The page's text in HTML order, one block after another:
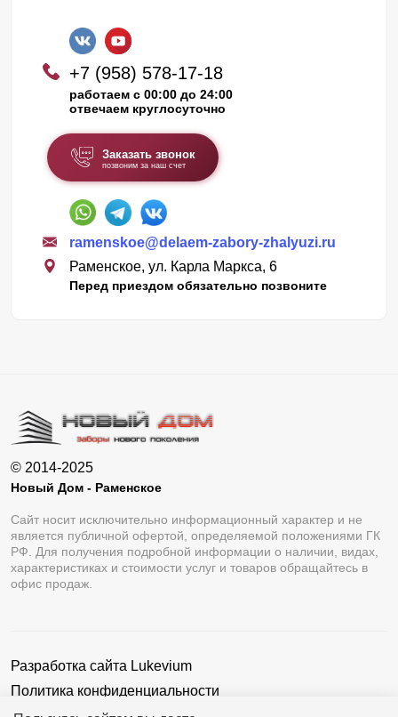
+7 (958) 578-17-18
работаем с 00:00 до 24:00
отвечаем круглосуточно
Заказать звонок
позвоним за наш счет
ramenskoe@delaem-zabory-zhalyuzi.ru
Раменское, ул. Карла Маркса, 6
Перед приездом обязательно позвоните
© 2014-2025
Новый Дом - Раменское
Сайт носит исключительно информационный характер и не
является публичной офертой, определяемой положениями ГК
РФ. Для получения подробной информации о наличии, видах,
характеристиках и стоимости услуг и товаров обращайтесь в
офис продаж.
Разработка сайта Lukevium
Политика конфиденциальности
Пользовательское соглашение